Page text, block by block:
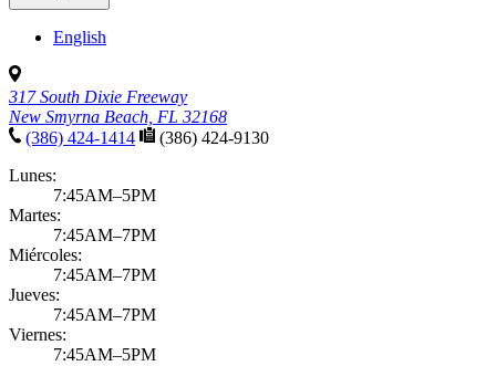
English
317 South Dixie Freeway
New Smyrna Beach, FL 32168
(386) 424-1414
(386) 424-9130
Lunes:
7:45AM–5PM
Martes:
7:45AM–7PM
Miércoles:
7:45AM–7PM
Jueves:
7:45AM–7PM
Viernes:
7:45AM–5PM